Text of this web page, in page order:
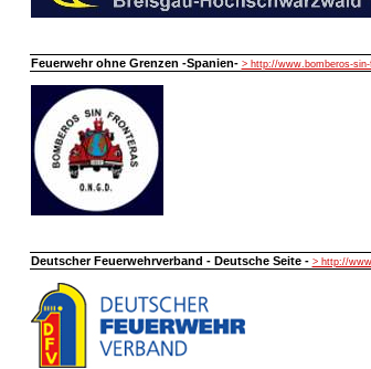
Feuerwehr ohne Grenzen -Spanien- > http://www.bomberos-
Deutscher Feuerwehrverband - Deutsche Seite - > http://